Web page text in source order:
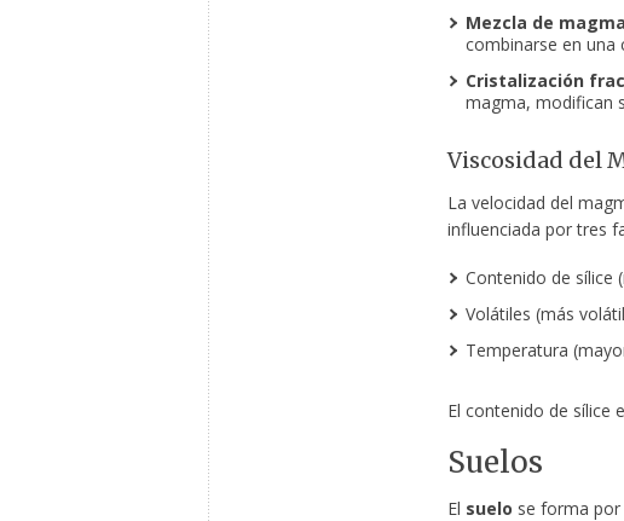
Mezcla de
combinarse en una
Cristalización
magma, modifican
Viscosidad del
La velocidad del
influenciada por tres
Contenido de sílice
Volátiles (más
Temperatura
El contenido de sílice
Suelos
El suelo se forma